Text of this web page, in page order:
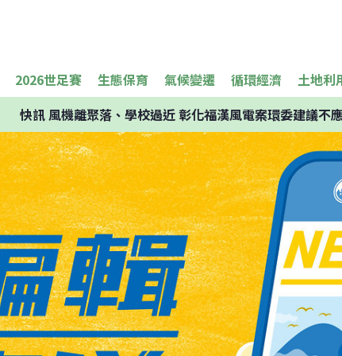
2026世足賽 生態保育 氣候變遷 循環經濟 土地利
快訊風機離聚落、學校過近 彰化福漢風電案環委建議不